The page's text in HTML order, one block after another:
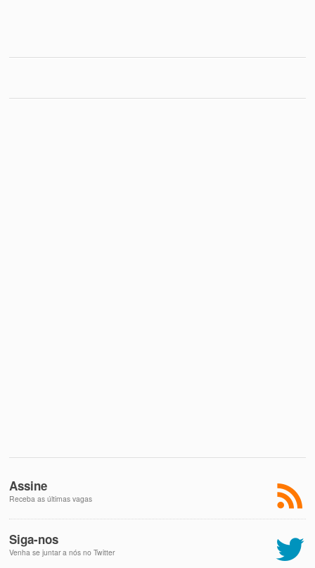
Assine
Receba as últimas vagas
Siga-nos
Venha se juntar a nós no Twitter